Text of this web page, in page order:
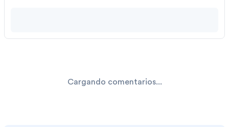
Cargando comentarios...